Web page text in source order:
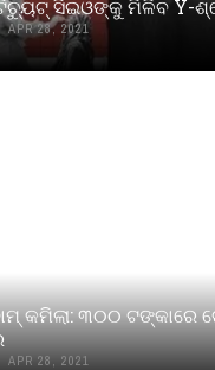
ସିଇଓଙ୍କୁ ମିଳିବ Y-
APR 28, 2021
କମିଲା: ୩୦୦ ଟଙ୍କାରେ
APR 28, 2021